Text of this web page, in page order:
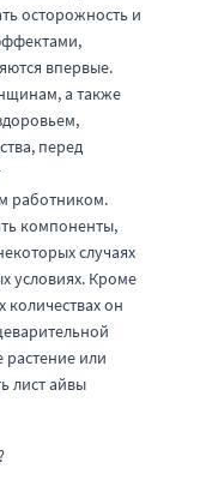
осторожность и
впервые.
а также
перед
работником.
компоненты,
случаях
условиях. Кроме
он
растение или
лист айвы